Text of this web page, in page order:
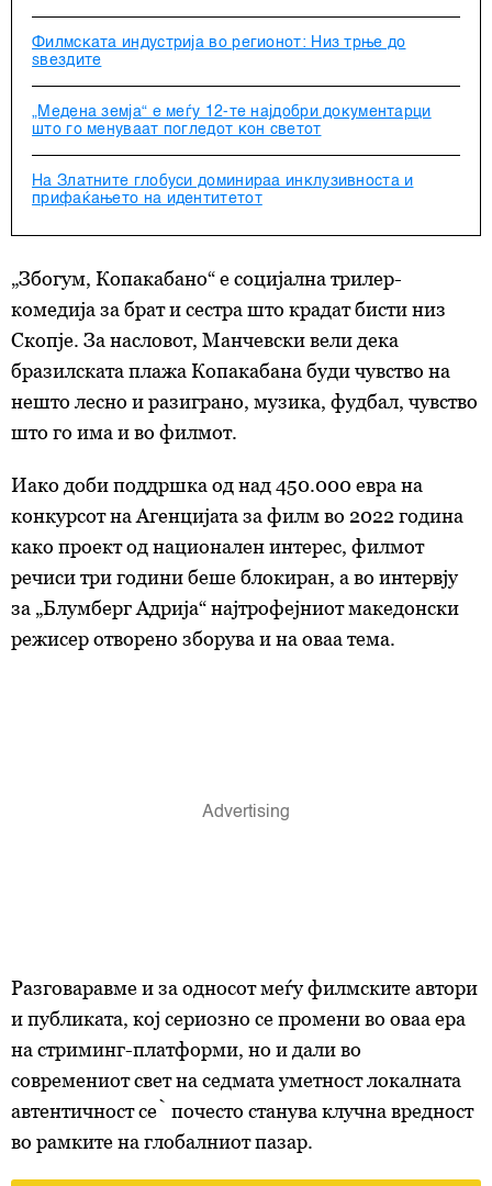
Филмската индустрија во регионот: Низ трње до
ѕвездите
„Медена земја“ е меѓу 12-те најдобри документарци
што го менуваат погледот кон светот
На Златните глобуси доминираа инклузивноста и
прифаќањето на идентитетот
„Збогум, Копакабано“ е социјална трилер-
комедија за брат и сестра што крадат бисти низ
Скопје. За насловот, Манчевски вели дека
бразилската плажа Копакабана буди чувство на
нешто лесно и разиграно, музика, фудбал, чувство
што го има и во филмот.
Иако доби поддршка од над 450.000 евра на
конкурсот на Агенцијата за филм во 2022 година
како проект од национален интерес, филмот
речиси три години беше блокиран, а во интервју
за „Блумберг Адрија“ најтрофејниот македонски
режисер отворено зборува и на оваа тема.
Разговаравме и за односот меѓу филмските автори
и публиката, кој сериозно се промени во оваа ера
на стриминг-платформи, но и дали во
современиот свет на седмата уметност локалната
автентичност сѐ почесто станува клучна вредност
во рамките на глобалниот пазар.